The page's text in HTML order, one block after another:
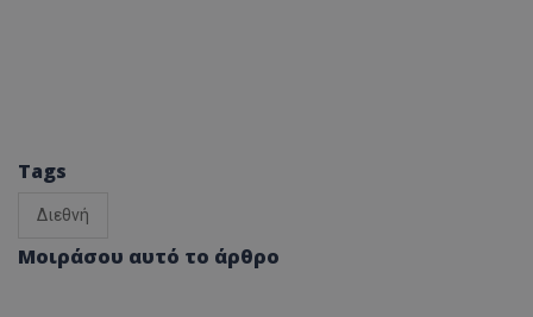
Tags
Διεθνή
Μοιράσου αυτό το άρθρο